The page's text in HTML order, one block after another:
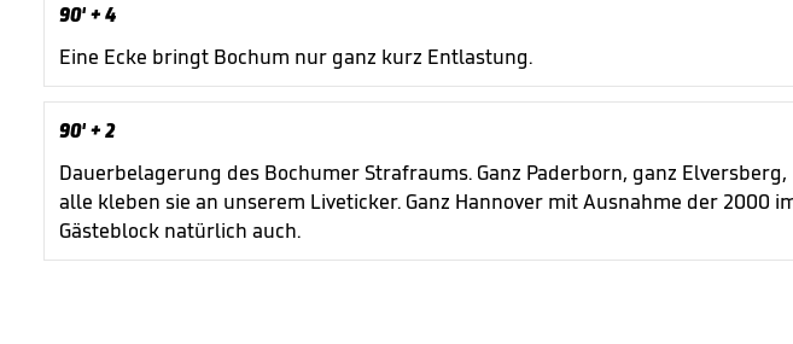
90'+ 4
Eine Ecke bringt Bochum nur ganz kurz Entlastung.
90'+ 2
Dauerbelagerung des Bochumer Strafraums. Ganz Paderborn, ganz Elversberg,
alle kleben sie an unserem Liveticker. Ganz Hannover mit Ausnahme der 2000
Gästeblock natürlich auch.